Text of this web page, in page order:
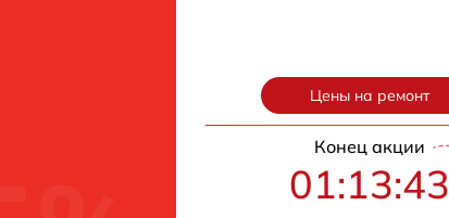
Цены на ремонт
Конец акции
01:13:42